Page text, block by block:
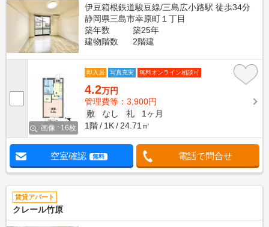
伊豆箱根鉄道駿豆線/三島広小路駅 徒歩34分
静岡県三島市幸原町１丁目
築年数
築25年
建物階数
2階建
画像 : 16枚
即入居 写真充実 無料オンライン相談可
4.2万円
管理費等：3,900円
敷
なし 礼
1ヶ月
1階
1K 24.71㎡
空室確認 無料 電話で問合せ
賃貸アパート
クレール竹原